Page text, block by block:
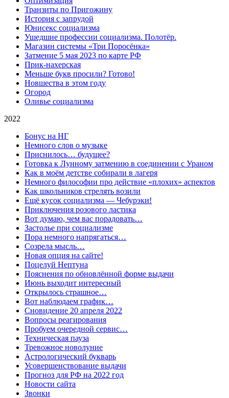
Транзиты по Пригожину
История с запрудой
Юнисекс социализма
Ушедшие профессии социализма. Полотёр.
Магазин системы «Три Поросёнка»
Затмение 5 мая 2023 по карте РФ
Прик-нахерская
Меньше букв просили? Готово!
Новшества в этом году
Огород
Оливье социализма
2022
Бонус на НГ
Немного слов о музыке
Приснилось… будущее?
Готовка к Лунному затмению в соединении с Ураном
Как в моём детстве собирали в лагеря
Немного философии про действие «плохих» аспектов
Как школьников стрелять возили
Ещё кусок социализма — Чебурэки!
Приключения розового ластика
Вот думаю, чем вас порадовать…
Застолье при социализме
Пора немного напрягаться…
Созрела мысль…
Новая опция на сайте!
Поцелуй Нептуна
Пояснения по обновлённой форме выдачи
Июнь выходит интересный
Открылось страшное…
Вот наблюдаем график…
Сновидение 20 апреля 2022
Вопросы реагирования
Пробуем очередной сервис…
Техническая пауза
Тревожное новолуние
Астрологический букварь
Усовершенствование выдачи
Прогноз для РФ на 2022 год
Новости сайта
Звонки